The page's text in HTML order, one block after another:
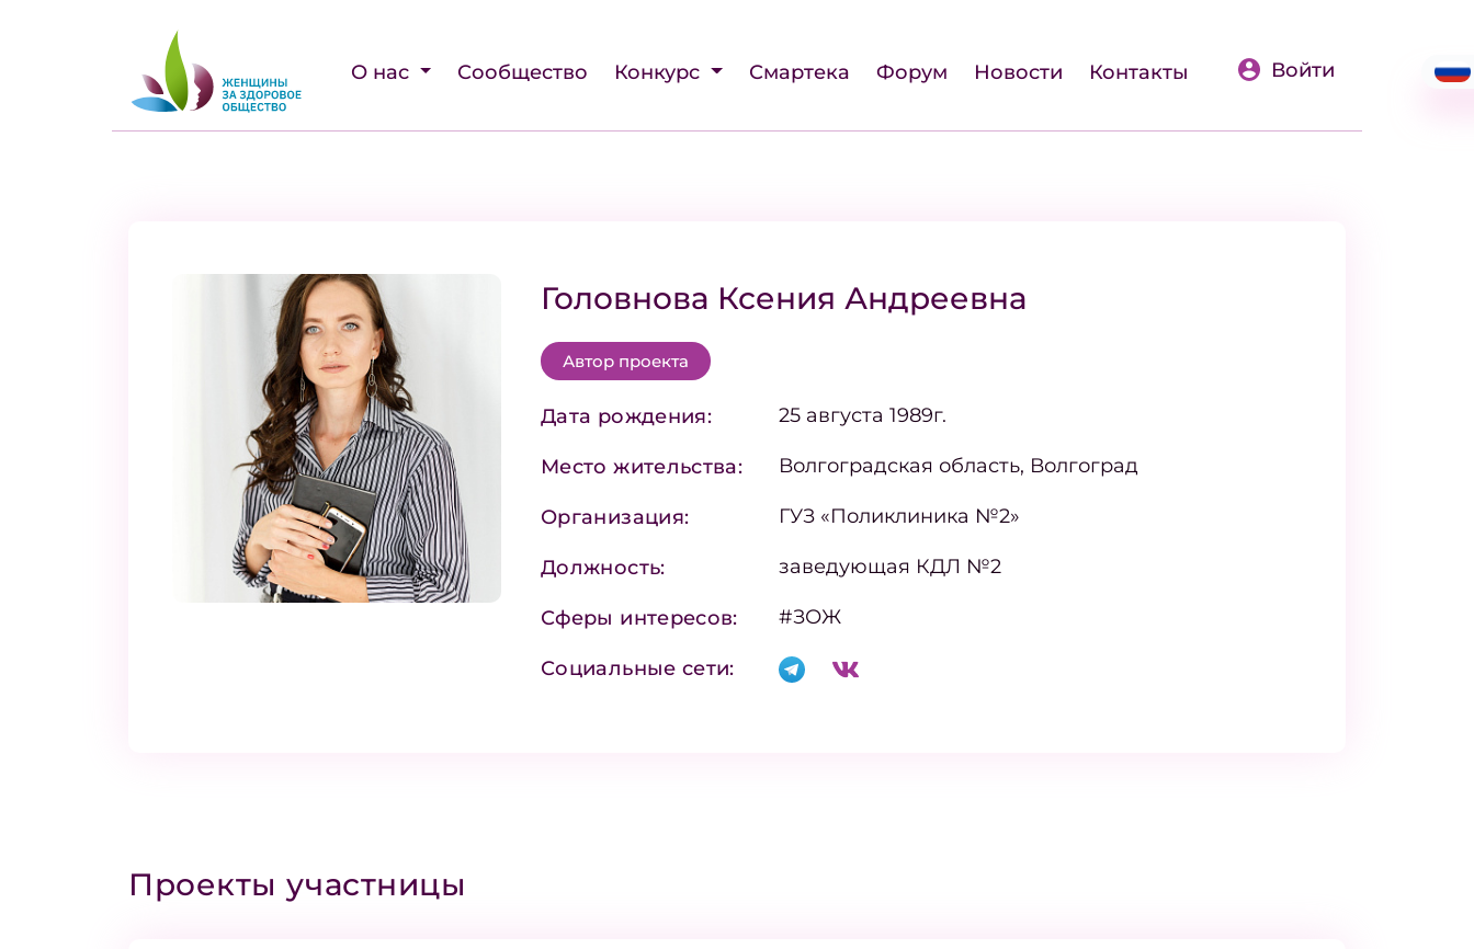
О нас Сообщество Конкурс Смартека Форум Новости Контакты Войти
Головнова Ксения Андреевна
Автор проекта
Дата рождения: 25 августа 1989г.
Место жительства: Волгоградская область, Волгоград
Организация: ГУЗ «Поликлиника №2»
Должность: заведующая КДЛ №2
Сферы интересов: #ЗОЖ
Социальные сети:
Проекты участницы